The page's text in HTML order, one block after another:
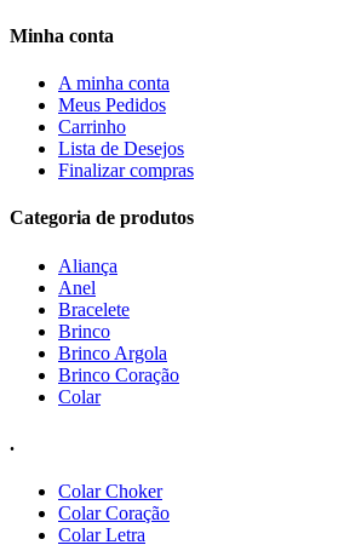
Minha conta
A minha conta
Meus Pedidos
Carrinho
Lista de Desejos
Finalizar compras
Categoria de produtos
Aliança
Anel
Bracelete
Brinco
Brinco Argola
Brinco Coração
Colar
.
Colar Choker
Colar Coração
Colar Letra